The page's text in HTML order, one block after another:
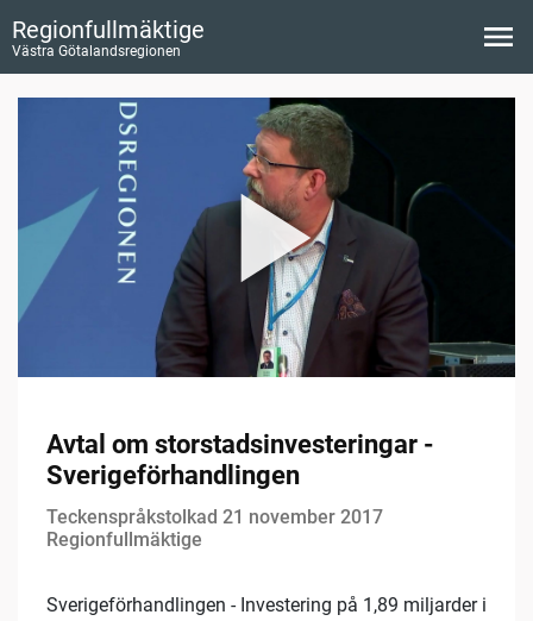
Regionfullmäktige
Västra Götalandsregionen
Avtal om storstadsinvesteringar -
Sverigeförhandlingen
Teckenspråkstolkad 21 november 2017
Regionfullmäktige
Sverigeförhandlingen - Investering på 1,89 miljarder i